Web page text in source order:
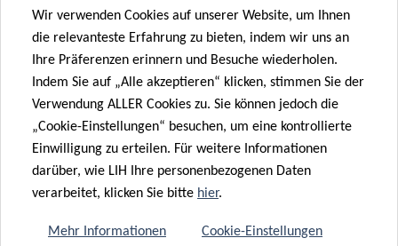
Mit dem Absenden Ihrer Nachricht erklären Sie
Datenschutzrichtlinie.
Wir verwenden Cookies auf unserer Website, um Ihnen
die relevanteste Erfahrung zu bieten, indem wir uns an
Ihre Präferenzen erinnern und Besuche wiederholen.
Indem Sie auf „Alle akzeptieren“ klicken, stimmen Sie der
Verwendung ALLER Cookies zu. Sie können jedoch die
„Cookie-Einstellungen“ besuchen, um eine kontrollierte
Einwilligung zu erteilen. Für weitere Informationen
darüber, wie LIH Ihre personenbezogenen Daten
verarbeitet, klicken Sie bitte hier.
Mehr Informationen Cookie-Einstellungen